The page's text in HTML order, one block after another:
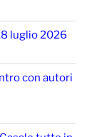
luglio 2026
con autori